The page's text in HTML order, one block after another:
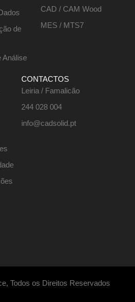
de
Análise
CAD / CAM Wood
MES / MTS7
CONTACTOS
Leiria / Famalicão
244 028 004
info@cadsolid.pt
Todos os Direitos Reservados